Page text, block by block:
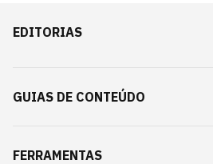
EDITORIAS
GUIAS DE CONTEÚDO
FERRAMENTAS